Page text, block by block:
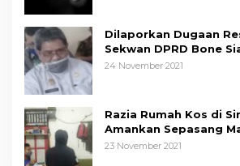
Dilaporkan Dugaan
Sekwan DPRD Bone
24 November 2021
Razia Rumah Kos di
Amankan Sepasang
Mengaku Berpacaran
23 November 2021